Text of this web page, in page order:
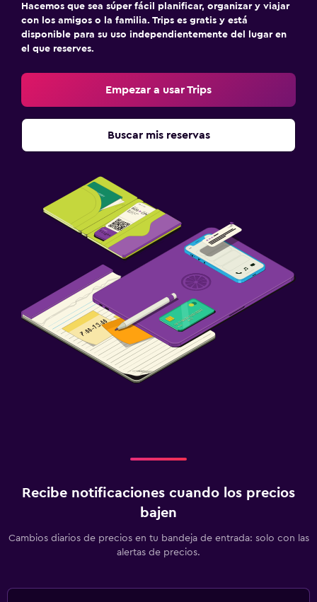
Hacemos que sea súper fácil planificar, organizar y viajar
con los amigos o la familia. Trips es gratis y está
disponible para su uso independientemente del lugar en
el que reserves.
Empezar a usar Trips
Buscar mis reservas
Recibe notificaciones cuando los precios
bajen
Cambios diarios de precios en tu bandeja de entrada: solo con las
alertas de precios.